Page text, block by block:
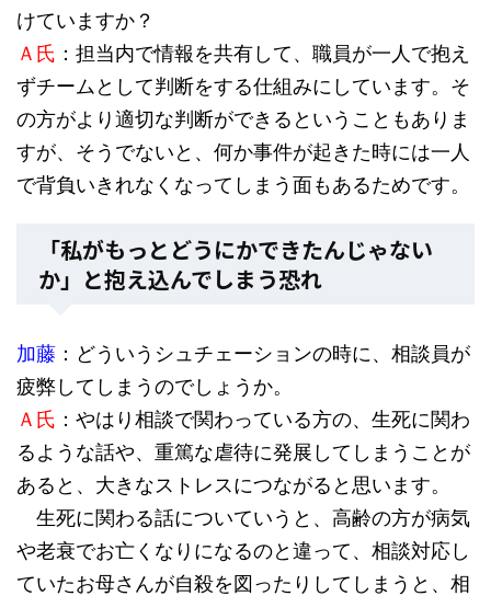
けていますか？
Ａ氏 ：担当内で情報を共有して、職員が一人で抱え
ずチームとして判断をする仕組みにしています。そ
の方がより適切な判断ができるということもありま
すが、そうでないと、何か事件が起きた時には一人
で背負いきれなくなってしまう面もあるためです。
「私がもっとどうにかできたんじゃない
か」と抱え込んでしまう恐れ
加藤 ：どういうシュチェーションの時に、相談員が
疲弊してしまうのでしょうか。
Ａ氏 ：やはり相談で関わっている方の、生死に関わ
るような話や、重篤な虐待に発展してしまうことが
あると、大きなストレスにつながると思います。
生死に関わる話についていうと、高齢の方が病気
や老衰でお亡くなりになるのと違って、相談対応し
ていたお母さんが自殺を図ったりしてしまうと、相